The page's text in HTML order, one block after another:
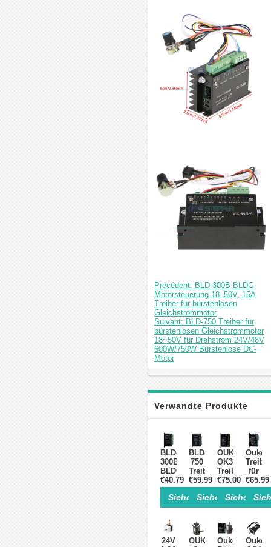
Précédent: BLD-300B BLDC-
Motorsteuerung 18–50V, 15A
Treiber für bürstenlosen
Gleichstrommotor
Suivant: BLD-750 Treiber für
bürstenlosen Gleichstrommotor
18~50V für Drehstrom 24V/48V
600W/750W Bürstenlose DC-
Motor
Verwandte Produkte
BLD-
300B
BLDC-
Motorsteuerung
18–
50V,
15A
für
bürstenlosen
Gleichstrommotor
€40.79
Siehe Einzelheiten>
BLD-
750
Treiber
für
bürstenlosen
Gleichstrommotor
18~50V
Drehstrom
24V/48V
600W/750W
€59.99
Siehe
OUKEDA
OK3BL30ZR
Treiber
für
BLDC-
Motoren
BLDC-
24–
48V,
30A,
€75.00
Siehe
Treiber
für
24-
48V
850W
für
€65.99
24V
OUKEDAOukeda